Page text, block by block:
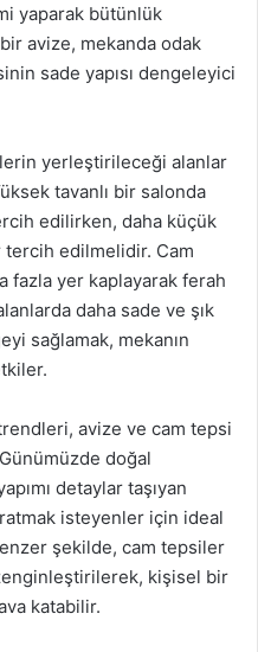
yaparak bütünlük
avize, mekanda odak
sade yapısı dengeleyici
yerleştirileceği alanlar
tavanlı bir salonda
edilirken, daha küçük
tercih edilmelidir. Cam
fazla yer kaplayarak ferah
daha sade ve şık
sağlamak, mekanın
avize ve cam tepsi
doğal
detaylar taşıyan
isteyenler için ideal
şekilde, cam tepsiler
kişisel bir
katabilir.